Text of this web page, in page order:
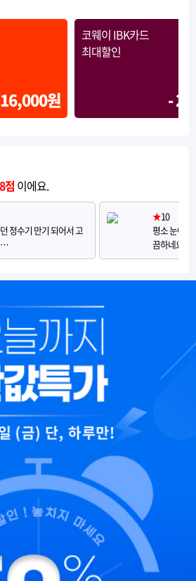
원
코웨이 IBK카드
최대할인
-
점 이에요.
정수기 만기 되어서 고
…
★10
평소 눈여겨
끔하네요
(금) 단, 하루만!